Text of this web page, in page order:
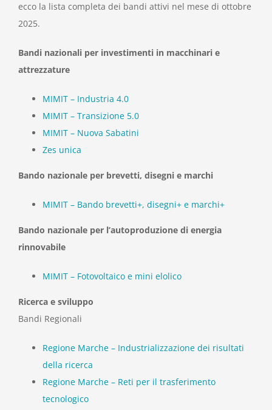
ecco la lista completa dei bandi attivi nel mese di ottobre
2025.
Bandi nazionali per investimenti in macchinari e
attrezzature
MIMIT – Industria 4.0
MIMIT – Transizione 5.0
MIMIT – Nuova Sabatini
Zes unica
Bando nazionale per brevetti, disegni e marchi
MIMIT – Bando brevetti+, disegni+ e marchi+
Bando nazionale per l’autoproduzione di energia
rinnovabile
MIMIT – Fotovoltaico e mini elolico
Ricerca e sviluppo
Bandi Regionali
Regione Marche – Industrializzazione dei risultati
della ricerca
Regione Marche – Reti per il trasferimento
tecnologico